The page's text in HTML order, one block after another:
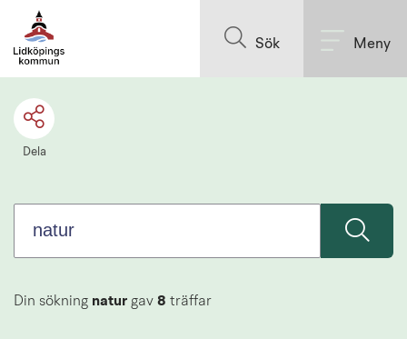
Sök Meny
Dela
Sökförslagen
presenteras
sökrutan
Din sökning natur gav 8 träffar